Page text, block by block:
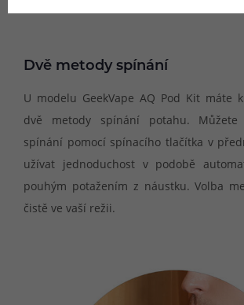
Dvě metody spínání
U modelu GeekVape AQ Pod Kit máte
dvě metody spínání potahu.
spínání pomocí spínacího tlačítka v
užívat jednoduchost v podobě
pouhým potažením z náustku. Volba
čistě ve vaší režii.